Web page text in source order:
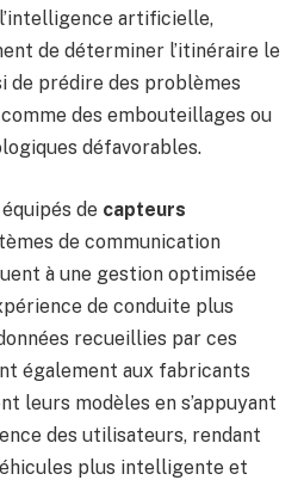
artificielle,
de déterminer l’itinéraire le
de prédire des problèmes
des embouteillages ou
défavorables.
de capteurs
de communication
à une gestion optimisée
de conduite plus
recueillies par ces
également aux fabricants
leurs modèles en s’appuyant
des utilisateurs, rendant
plus intelligente et